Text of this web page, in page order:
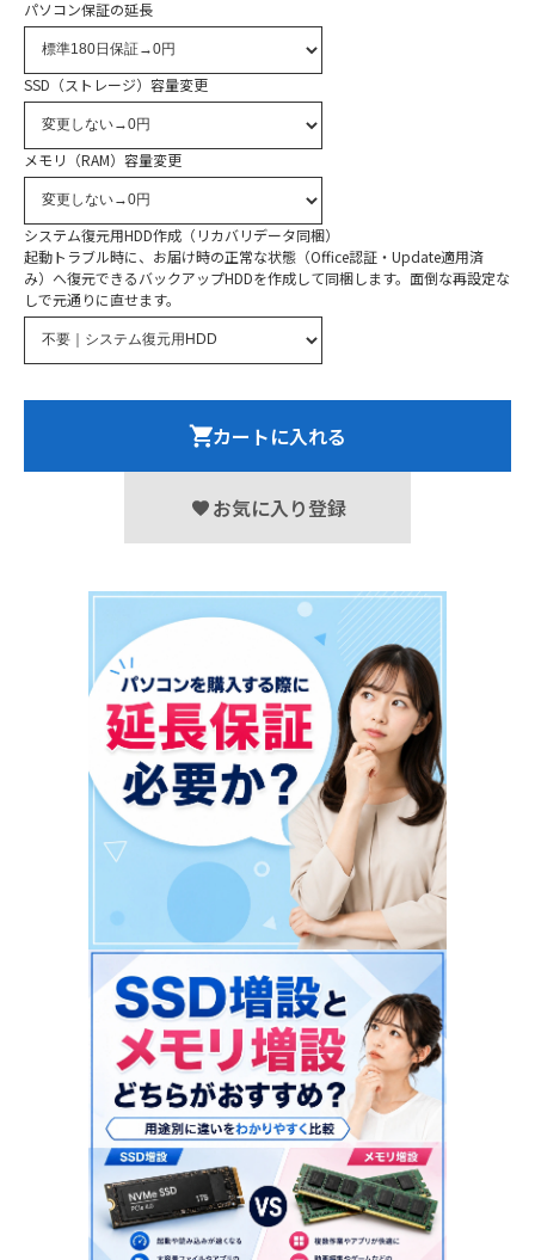
パソコン保証の延長
SSD（ストレージ）容量変更
メモリ（RAM）容量変更
システム復元用HDD作成（リカバリデータ同梱）
起動トラブル時に、お届け時の正常な状態（Office認証・Update適用済
み）へ復元できるバックアップHDDを作成して同梱します。面倒な再設定な
しで元通りに直せます。
カートに入れる
お気に入り登録